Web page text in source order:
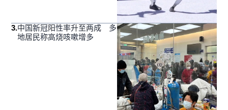
3.中国新冠阳性率升至两成 多
地居民称高烧咳嗽增多